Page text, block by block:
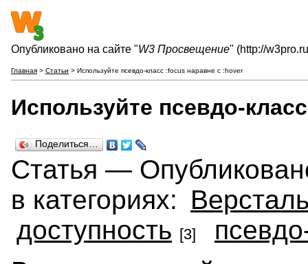
Опубликовано на сайте "W3 Просвещение" (http://
Главная > Статьи > Используйте псевдо-класс :focus наравне с :hover
Используйте псевдо-
Поделиться…
Статья —
в категориях:
доступность [3]